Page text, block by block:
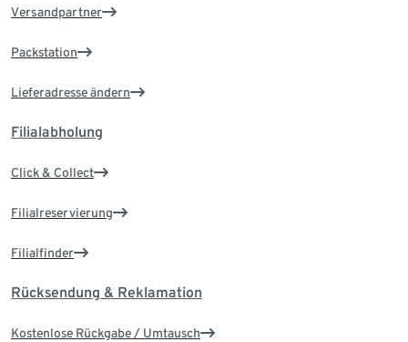
Versandpartner
Packstation
Lieferadresse ändern
Filialabholung
Click & Collect
Filialreservierung
Filialfinder
Rücksendung & Reklamation
Kostenlose Rückgabe / Umtausch